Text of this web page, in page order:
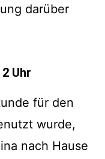
darüber
Uhr
für den
wurde,
nach Hause